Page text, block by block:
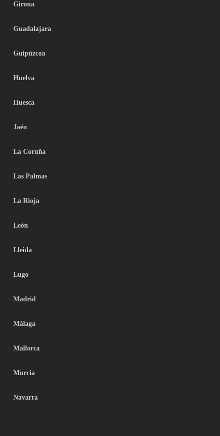
Girona
Guadalajara
Guipúzcoa
Huelva
Huesca
Jaén
La Coruña
Las Palmas
La Rioja
León
Lleida
Lugo
Madrid
Málaga
Mallorca
Murcia
Navarra